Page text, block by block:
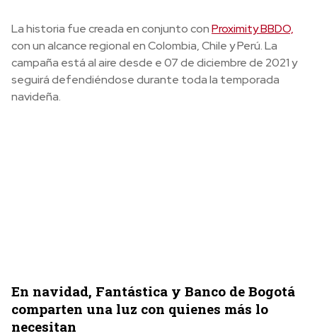
La historia fue creada en conjunto conProximity BBDO,
con un alcance regional en Colombia, Chile y Perú. La
campaña está al aire desde e 07 de diciembre de 2021 y
seguirá defendiéndose durante toda la temporada
navideña.
En navidad, Fantástica y Banco de Bogotá
comparten una luz con quienes más lo
necesitan